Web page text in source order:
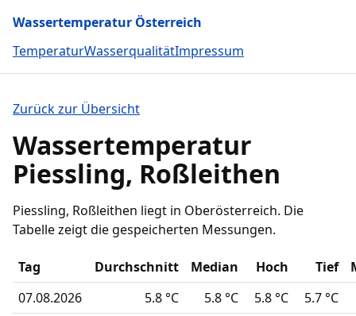
Wassertemperatur Österreich
TemperaturWasserqualitätImpressum
Zurück zur Übersicht
Wassertemperatur
Piessling, Roßleithen
Piessling, Roßleithen liegt in Oberösterreich. Die
Tabelle zeigt die gespeicherten Messungen.
Tag Durchschnitt Median Hoch Tief
07.08.2026
5.8 °C 5.8 °C 5.8 °C
5.7 °C